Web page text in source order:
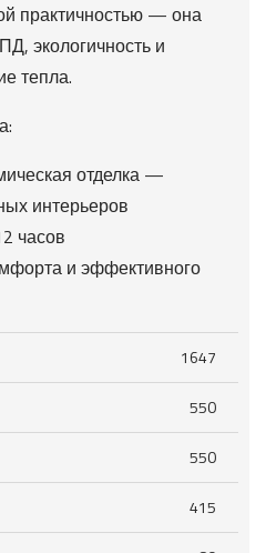
практичностью — она
экологичность и
тепла.
отделка —
интерьеров
часов
и эффективного
1647
550
550
415